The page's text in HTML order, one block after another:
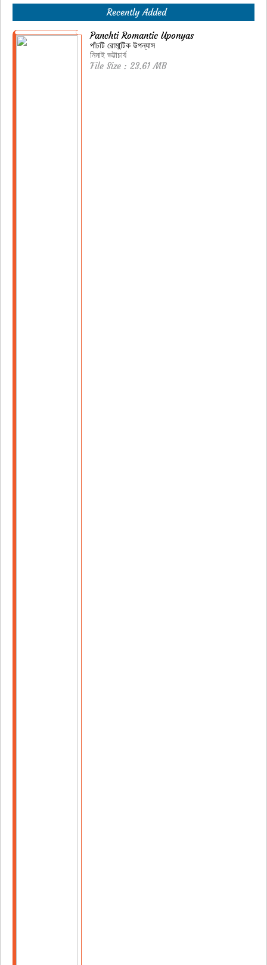
Recently Added
Panchti Romantic Uponyas
পাঁচটি রোমান্টিক উপন্যাস
নিমাই ভট্টাচার্য
File Size : 23.61 MB